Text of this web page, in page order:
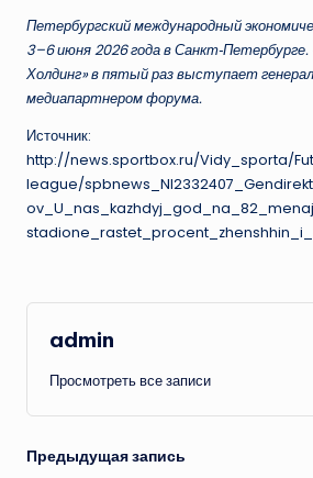
Петербургский международный
3–6 июня 2026 года в Санкт‑Петербурге.
Холдинг» в пятый раз выступает
медиапартнером форума.
Источник:
http://news.sportbox.ru/Vidy_sporta/
league/
admin
Просмотреть все записи
Навигация
Предыдущая запись